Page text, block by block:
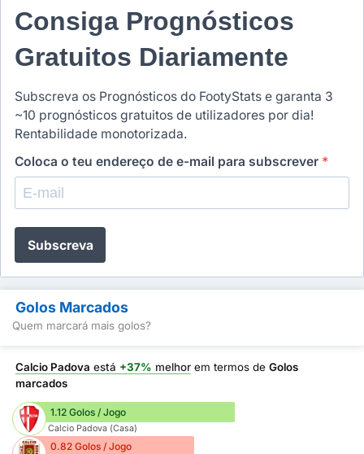
Consiga Prognósticos
Gratuitos Diariamente
Subscreva os Prognósticos do FootyStats e garanta 3
~10 prognósticos gratuitos de utilizadores por dia!
Rentabilidade monotorizada.
Coloca o teu endereço de e-mail para subscrever *
Subscreva
Golos Marcados
Quem marcará mais golos?
Calcio Padova está +37% melhor em termos de Golos
marcados
1.12 Golos / Jogo
Calcio Padova (Casa)
0.82 Golos / Jogo